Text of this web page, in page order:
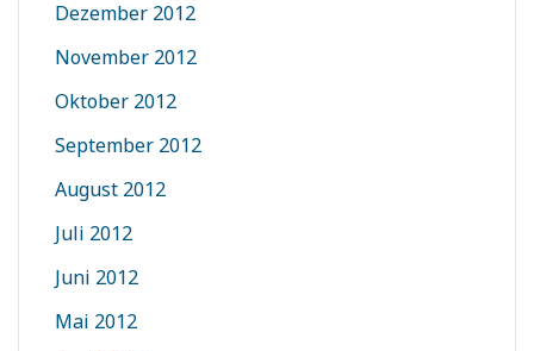
Dezember 2012
November 2012
Oktober 2012
September 2012
August 2012
Juli 2012
Juni 2012
Mai 2012